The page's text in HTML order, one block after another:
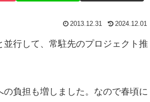
2013.12.31 2024.12.01
行して、常駐先のプロジェクト推
負担も増しました。なので春頃に